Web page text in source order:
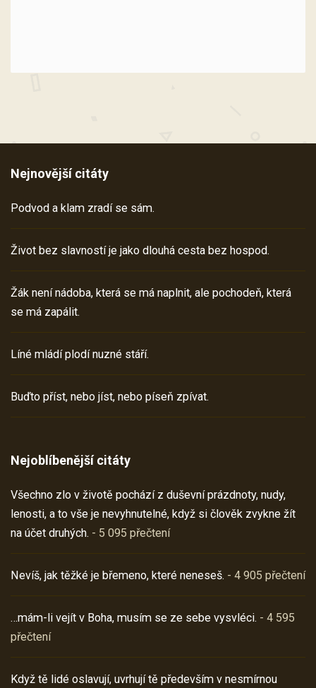
Nejnovější citáty
Podvod a klam zradí se sám.
Život bez slavností je jako dlouhá cesta bez hospod.
Žák není nádoba, která se má naplnit, ale pochodeň, která
se má zapálit.
Líné mládí plodí nuzné stáří.
Buďto příst, nebo jíst, nebo píseň zpívat.
Nejoblíbenější citáty
Všechno zlo v životě pochází z duševní prázdnoty, nudy,
lenosti, a to vše je nevyhnutelné, když si člověk zvykne žít
na účet druhých. - 5 095 přečtení
Nevíš, jak těžké je břemeno, které neneseš. - 4 905 přečtení
…mám-li vejít v Boha, musím se ze sebe vysvléci. - 4 595
přečtení
Když tě lidé oslavují, uvrhují tě především v nesmírnou